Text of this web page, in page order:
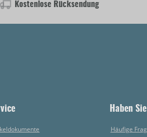
Kostenlose Rücksendung
Haben
Häufige